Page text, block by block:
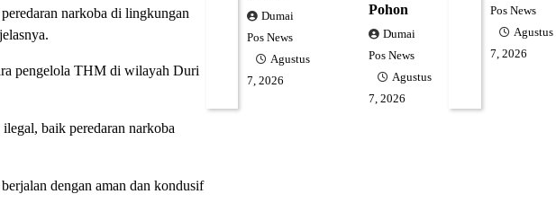
narkoba di lingkungan
pengelola THM di wilayah Duri
baik peredaran narkoba
dengan aman dan kondusif
Dumai
Pos News
Agustus
7, 2026
Pohon
Dumai
Pos News
Agustus
7, 2026
Pos News
Agustus
7, 2026